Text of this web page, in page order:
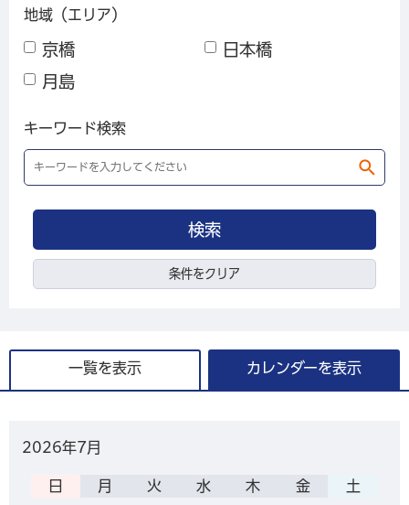
地域（エリア）
京橋
日本橋
月島
キーワード検索
条件をクリア
一覧を表示 カレンダーを表示
2026年7月
日 月 火 水 木 金
土